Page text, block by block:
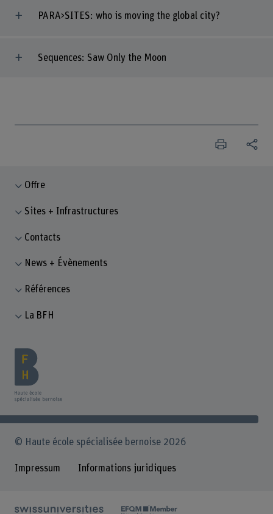
PARA>SITES: who is moving the global city?
Sequences: Saw Only the Moon
Offre
Sites + Infrastructures
Contacts
News + Évènements
Références
La BFH
© Haute école spécialisée bernoise 2026
Impressum Informations juridiques